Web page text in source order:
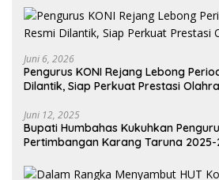
Juni 6, 2026
Pengurus KONI Rejang Lebong
Dilantik, Siap Perkuat Prestasi
Juni 12, 2025
Bupati Humbahas Kukuhkan
Pertimbangan Karang Taruna 2025-